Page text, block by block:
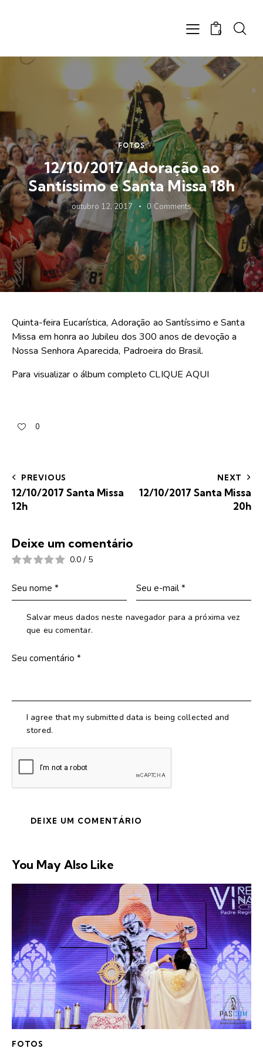
0
FOTOS
12/10/2017 Adoração ao
Santíssimo e Santa Missa 18h
outubro 12, 2017 0 Comments
Quinta-feira Eucarística, Adoração ao Santíssimo e Santa
Missa em honra ao Jubileu dos 300 anos de devoção a
Nossa Senhora Aparecida, Padroeira do Brasil.
Para visualizar o álbum completoCLIQUE AQUI
0
PREVIOUS
12/10/2017 Santa Missa
12h
NEXT
12/10/2017 Santa Missa
20h
Deixe um comentário
0.0 / 5
Salvar meus dados neste navegador para a próxima vez
que eu comentar.
I agree that my submitted data is being collected and
stored.
You May Also Like
FOTOS